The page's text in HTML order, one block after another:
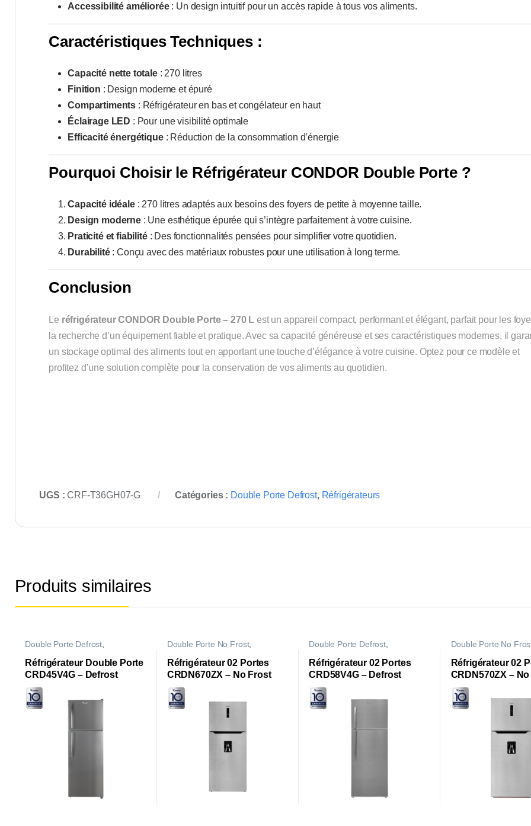
Accessibilité améliorée: Un design intuitif pour un accès rapide à tous vos aliments.
Caractéristiques Techniques :
Capacité nette totale: 270 litres
Finition : Design moderne et épuré
Compartiments : Réfrigérateur en bas et congélateur en haut
Éclairage LED : Pour une visibilité optimale
Efficacité énergétique: Réduction de la consommation d’énergie
Pourquoi Choisir le Réfrigérateur CONDOR Double Porte ?
Capacité idéale: 270 litres adaptés aux besoins des foyers de petite à moyenne taille.
Design moderne: Une esthétique épurée qui s’intègre parfaitement à votre cuisine.
Praticité et fiabilité: Des fonctionnalités pensées pour simplifier votre quotidien.
Durabilité: Conçu avec des matériaux robustes pour une utilisation à long terme.
Conclusion
Le réfrigérateur CONDOR Double Porte – 270 L est un appareil compact, performant et élégant, parfait pour les
la recherche d’un équipement fiable et pratique. Avec sa capacité généreuse et ses caractéristiques modernes, il
un stockage optimal des aliments tout en apportant une touche d’élégance à votre cuisine. Optez pour ce modèle et
profitez d’une solution complète pour la conservation de vos aliments au quotidien.
UGS :CRF-T36GH07-G Catégories : Double Porte Defrost, Réfrigérateurs
Produits similaires
Double Porte Defrost
Réfrigérateur Double Porte
CRD45V4G – Defrost
Double Porte No Frost,
Réfrigérateur 02 Portes
CRDN670ZX – No Frost
Double Porte Defrost,
Réfrigérateur 02 Portes
CRD58V4G – Defrost
Double Porte No
Réfrigérateur 02
CRDN570ZX –